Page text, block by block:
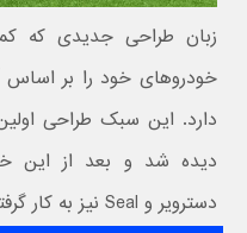
زبان طراحی جدیدی که
خودروهای خود را بر اساس
دارد. این سبک طراحی
دیده شد و بعد از این
دسترویر و Seal نیز به کار گرفته شد.